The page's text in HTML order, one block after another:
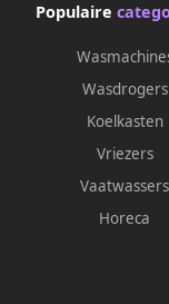
Populaire
Wasdrogers
Koelkasten
Vriezers
Vaatwassers
Horeca